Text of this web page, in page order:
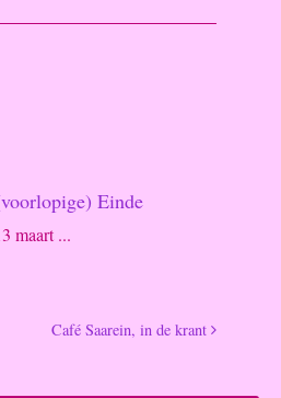
Einde
maart ...
Café Saarein, in de krant